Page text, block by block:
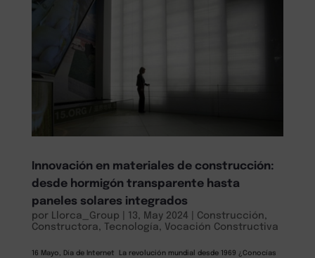
Innovación en materiales de construcción:
desde hormigón transparente hasta
paneles solares integrados
por Llorca_Group 13, May 2024 Construcción,
Constructora, Tecnología, Vocación Constructiva
16 Mayo, Día de Internet La revolución mundial desde 1969 ¿Conocías